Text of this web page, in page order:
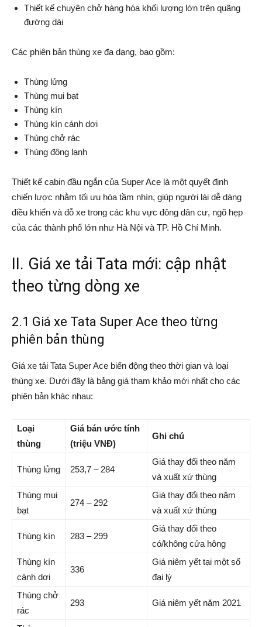
Thiết kế chuyên chở hàng hóa khối lượng lớn trên quãng
đường dài
Các phiên bản thùng xe đa dạng, bao gồm:
Thùng lửng
Thùng mui bạt
Thùng kín
Thùng kín cánh dơi
Thùng chở rác
Thùng đông lạnh
Thiết kế cabin đầu ngắn của Super Ace là một quyết định
chiến lược nhằm tối ưu hóa tầm nhìn, giúp người lái dễ dàng
điều khiển và đỗ xe trong các khu vực đông dân cư, ngõ hẹp
của các thành phố lớn như Hà Nội và TP. Hồ Chí Minh.
II. Giá xe tải Tata mới: cập nhật
theo từng dòng xe
2.1 Giá xe Tata Super Ace theo từng
phiên bản thùng
Giá xe tải Tata Super Ace biến động theo thời gian và loại
thùng xe. Dưới đây là bảng giá tham khảo mới nhất cho các
phiên bản khác nhau:
Loại
thùng
Giá bán ước tính
(triệu VNĐ)
Ghi chú
Thùng lửng 253,7 – 284
Giá thay đổi theo năm
và xuất xứ thùng
Thùng mui
bạt
274 – 292
Giá thay đổi theo năm
và xuất xứ thùng
Thùng kín 283 – 299
Giá thay đổi theo
có/không cửa hông
Thùng kín
cánh dơi
336
Giá niêm yết tại một số
đại lý
Thùng chở
rác
293 Giá niêm yết năm 2021